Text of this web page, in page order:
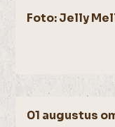
Foto: Jelly
01 augustus